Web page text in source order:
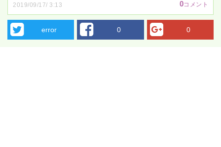
2019/09/17/ 3:13 0コメント
error 0 0